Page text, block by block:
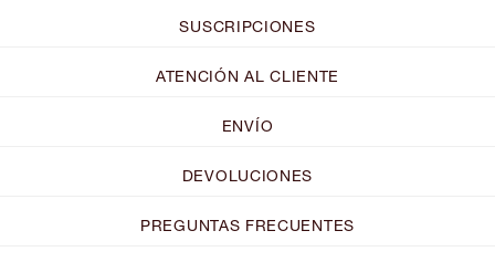
SUSCRIPCIONES
ATENCIÓN AL CLIENTE
ENVÍO
DEVOLUCIONES
PREGUNTAS FRECUENTES